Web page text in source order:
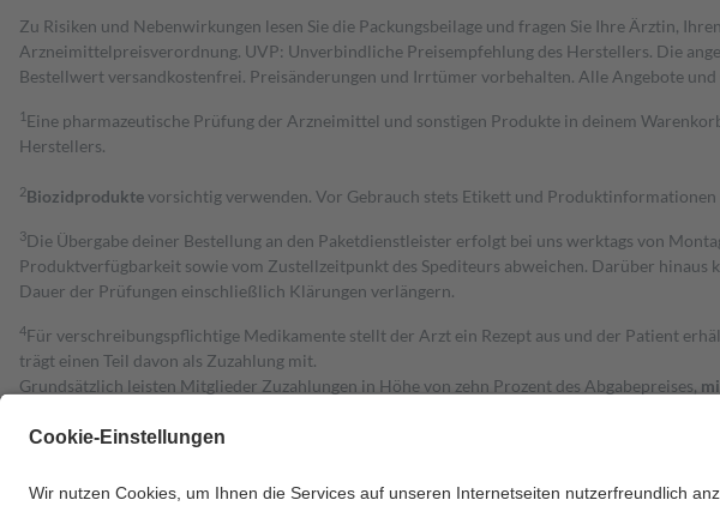
Zu Risiken und Nebenwirkungen lesen Sie die Packungsbeilage und fragen Sie Ihre Ärztin,
Arzneimittelpreisverordnung. UVP: Unverbindliche Preisempfehlung des Herstellers. Die
Bestell­wert versand­kosten­frei. Preisänderungen und Irrtümer vorbehalten. Alle Angebote
1 Eine pharmazeutische Prüfung der Arzneimittel und sonstigen Produkte in deinem
Herstellers.
2Biozidproduktevorsichtig verwenden. Vor Gebrauch stets Etikett und Produktinformationen
3Die Übergabe deiner Bestellung an den Paketdienstleister erfolgt bei uns werktags von
Produktverfügbarkeit sowie vom Zustellzeitpunkt des Spediteurs abweichen. Darüber
Dauer der Prüfungen einschließlich Klärungen verlängern.
4Für verschreibungspflichtige Medikamente stellt der Arzt ein Rezept aus und der Patient
trägt einen Teil davon als Zuzahlung mit.
Grundsätzlich leisten Mitglieder Zuzahlungen in Höhe von zehn Prozent des Abgabepreises,
Diese Regeln gelten grundsätzlich auch für Online-Apotheken.
Um das Engagement der Versicherten für ihre eigene Gesundheit zu stärken und die